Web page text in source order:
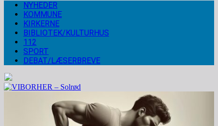
NYHEDER
KOMMUNE
KIRKERNE
BIBLIOTEK/KULTURHUS
112
SPORT
DEBAT/LÆSERBREVE